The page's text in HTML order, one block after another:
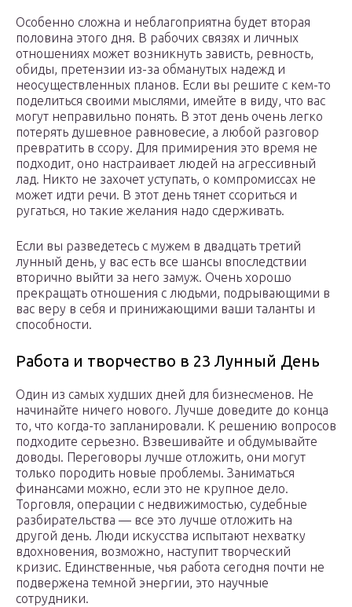
Особенно сложна и неблагоприятна будет вторая
половина этого дня. В рабочих связях и личных
отношениях может возникнуть зависть, ревность,
обиды, претензии из-за обманутых надежд и
неосуществленных планов. Если вы решите с кем-то
поделиться своими мыслями, имейте в виду, что вас
могут неправильно понять. В этот день очень легко
потерять душевное равновесие, а любой разговор
превратить в ссору. Для примирения это время не
подходит, оно настраивает людей на агрессивный
лад. Никто не захочет уступать, о компромиссах не
может идти речи. В этот день тянет ссориться и
ругаться, но такие желания надо сдерживать.
Если вы разведетесь с мужем в двадцать третий
лунный день, у вас есть все шансы впоследствии
вторично выйти за него замуж. Очень хорошо
прекращать отношения с людьми, подрывающими в
вас веру в себя и принижающими ваши таланты и
способности.
Работа и творчество в 23 Лунный День
Один из самых худших дней для бизнесменов. Не
начинайте ничего нового. Лучше доведите до конца
то, что когда-то запланировали. К решению вопросов
подходите серьезно. Взвешивайте и обдумывайте
доводы. Переговоры лучше отложить, они могут
только породить новые проблемы. Заниматься
финансами можно, если это не крупное дело.
Торговля, операции с недвижимостью, судебные
разбирательства — все это лучше отложить на
другой день. Люди искусства испытают нехватку
вдохновения, возможно, наступит творческий
кризис. Единственные, чья работа сегодня почти не
подвержена темной энергии, это научные
сотрудники.